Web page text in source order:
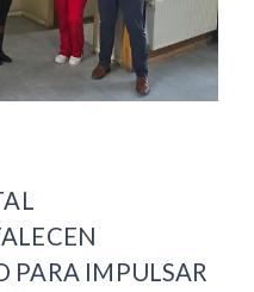
PARA IMPULSAR